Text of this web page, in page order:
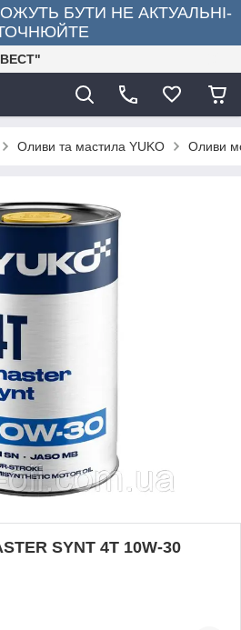
БУТИ НЕ АКТУАЛЬНІ-
Оливи та мастила YUKO Оливи
SYNT 4T 10W-30